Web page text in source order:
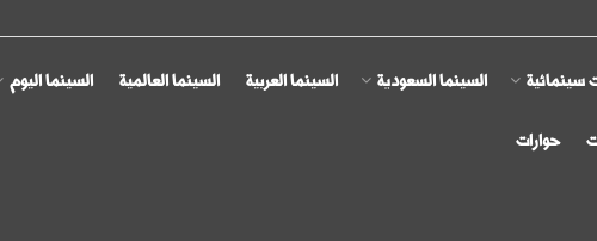
سينمائية السينما السعودية السينما العربية السينما العالمية السينما اليوم
حوارات